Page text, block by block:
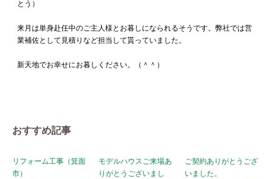
とう）
来月は単身赴任中のご主人様とお暮しになられるそうです。弊社では営
業補佐として見積りなど担当して貰っていました。
新天地でお幸せにお暮しください。（＾＾）
おすすめ記事
リフォーム工事（箕面
市）
モデルハウスご来場あ
りがとうございまし
ご契約ありがとうござ
いました。